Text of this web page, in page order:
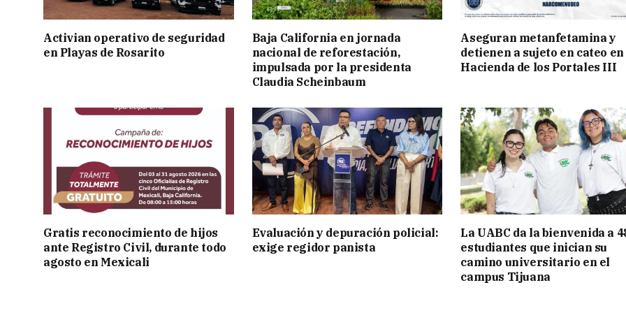
Activian operativo de seguridad
en Playas de Rosarito
Baja California en jornada
nacional de reforestación,
impulsada por la presidenta
Claudia Scheinbaum
Aseguran metanfetamina y
detienen a sujeto en cateo en
Hacienda de los Portales III
Gratis reconocimiento de hijos
ante Registro Civil, durante todo
agosto en Mexicali
Evaluación y depuración policial:
exige regidor panista
La UABC da la bienvenida a
estudiantes que inician su
camino universitario en el
campus Tijuana